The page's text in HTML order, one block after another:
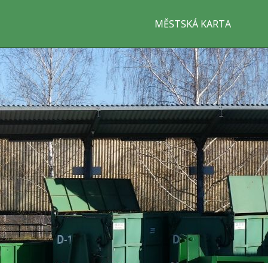
MĚSTSKÁ KARTA